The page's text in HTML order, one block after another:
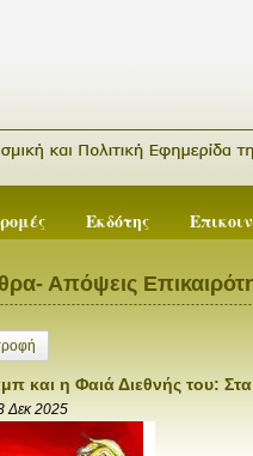
Εκδότης
Απόψεις
και η Φαιά Διεθνής του:
Δεκ 2025